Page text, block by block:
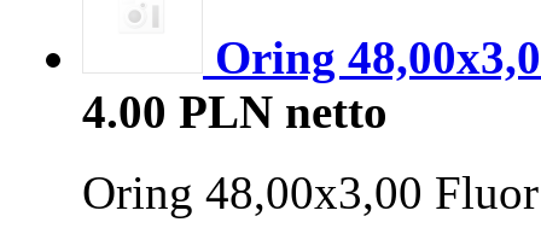
Oring
4.00 PLN netto
Oring 48,00x3,00 Fluor